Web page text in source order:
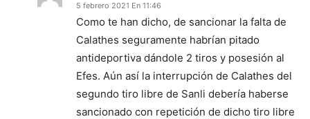
5 febrero 2021 En 11:46
Como te han dicho, de sancionar la falta de
Calathes seguramente habrían pitado
antideportiva dándole 2 tiros y posesión al
Efes. Aún así la interrupción de Calathes del
segundo tiro libre de Sanli debería haberse
sancionado con repetición de dicho tiro libre